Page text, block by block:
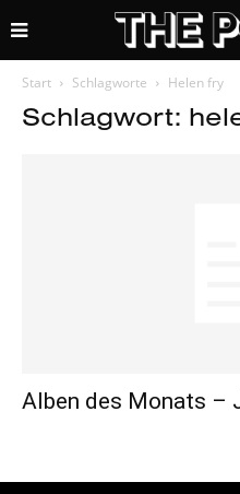
Start Schlagworte Helen fry
Schlagwort:
Alben des Monats –